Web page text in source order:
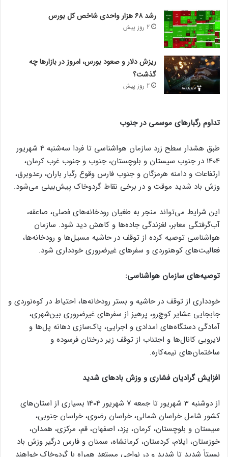
رشد ۶۸ هزار واحدی شاخص کل بورس
2 روز پیش
ریزش دلار و صعود بورس، امروز در بازارها چه
گذشت؟
2 روز پیش
تداوم رگبارهای موسمی در جنوب
طبق هشدار سطح زرد سازمان هواشناسی تا فردا سه‌شنبه 4 شهریور
1404 در جنوب سیستان و بلوچستان، جنوب و جنوب غرب کرمان،
ارتفاعات و دامنه هرمزگان و جنوب فارس وقوع رگبار باران، رعدوبرق،
وزش باد شدید موقت و در برخی نقاط گردوخاک پیش‌بینی می‌شود.
این شرایط می‌تواند منجر به طغیان رودخانه‌های فصلی، صاعقه،
آب‌گرفتگی معابر، لغزندگی جاده‌ها و کاهش دید شود. سازمان
هواشناسی توصیه کرده از توقف در حاشیه مسیل‌ها و رودخانه‌ها،
فعالیت‌های کوهنوردی و سفرهای غیرضروری خودداری شود.
توصیه‌های سازمان هواشناسی:
خودداری از توقف در حاشیه و بستر رودخانه‌ها، احتیاط در کوه‌نوردی و
جابجایی عشایر کوچ‌رو، پرهیز از سفرهای غیرضروری بین‌شهری،
آمادگی دستگاه‌های امدادی و اجرایی، پاک‌سازی دهانه پل‌ها و
لایروبی کانال‌ها و اجتناب از توقف زیر درختان فرسوده و
ساختمان‌های نیمه‌کاره.
افزایش گرادیان فشاری و وزش بادهای شدید
از دوشنبه 3 شهریور تا جمعه 7 شهریور 1404 بسیاری از استان‌های
کشور شامل خراسان‌ شمالی، خراسان رضوی، خراسان جنوبی،
سیستان و بلوچستان، کرمان، یزد، اصفهان، قم، مرکزی، همدان،
خوزستان، ایلام، کردستان، کرمانشاه، سمنان و فارس درگیر وزش باد
نسبتاً شدید تا شدید و در نواحی مستعد همراه با گردوخاک خواهند